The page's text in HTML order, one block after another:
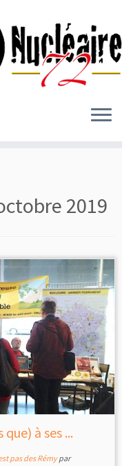
2019
à ses ...
pas des Rémypar